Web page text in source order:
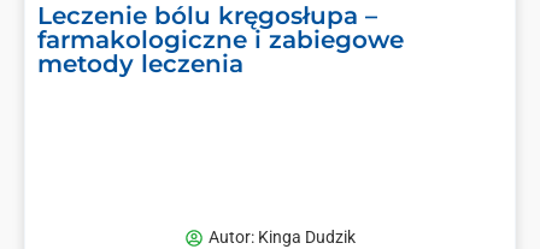
Leczenie bólu kręgosłupa –
farmakologiczne i zabiegowe
metody leczenia
Autor:Kinga Dudzik